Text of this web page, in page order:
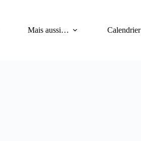
Mais aussi… Calendrier